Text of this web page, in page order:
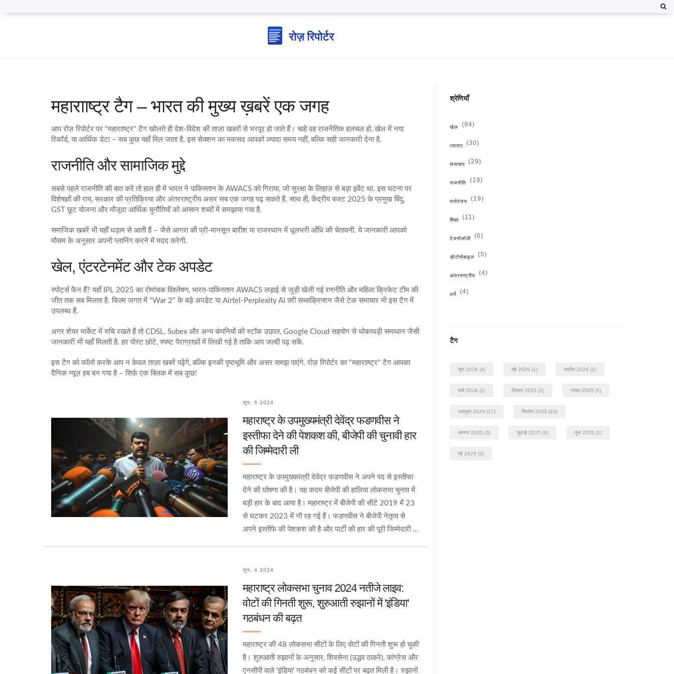
महारााष्ट्र टैग – भारत की मुख्य ख़बरें एक जगह
आप रोज़ रिपोर्टर पर "महारााष्ट्र" टैग खोलते ही देश‑विदेश की ताज़ा खबरों से भरपूर हो जाते हैं। चाहे वह राजनैतिक हलचल हो, खेल में नया
रिकॉर्ड, या आर्थिक डेटा – सब कुछ यहाँ मिल जाता है. इस सेक्शन का मकसद आपको ज़्यादा समय नहीं, बल्कि सही जानकारी देना है.
राजनीति और सामाजिक मुद्दे
सबसे पहले राजनीति की बात करें तो हाल ही में भारत ने पाकिस्तान के AWACS को गिराया, जो सुरक्षा के लिहाज़ से बड़ा इवेंट था. इस घटना पर
विशेषज्ञों की राय, सरकार की प्रतिक्रिया और अंतरराष्ट्रीय असर सब एक जगह पढ़ सकते हैं. साथ ही, केंद्रीय बजट 2025 के प्रमुख बिंदु,
GST छूट योजना और मौजूदा आर्थिक चुनौतियों को आसान शब्दों में समझाया गया है.
समाजिक खबरें भी यहाँ धड़ाम से आती हैं – जैसे आगरा की प्री‑मानसून बारीश या राजस्थान में धूलभरी आँधि की चेतावनी. ये जानकारी आपको
मौसम के अनुसार अपनी प्लानिंग करने में मदद करेगी.
खेल, एंटरटेनमेंट और टेक अपडेट
स्पोर्ट्स फैन हैं? यहाँ IPL 2025 का रोमांचक विश्लेषण, भारत‑पाकिस्तान AWACS लड़ाई से जुड़ी खेली गई रणनीति और महिला क्रिकेट टीम की
जीत तक सब मिलता है. फिल्म जगत में "War 2" के बड़े अपडेट या Airtel‑Perplexity AI फ़्री सब्सक्रिप्शन जैसे टेक समाचार भी इस टैग में
उपलब्ध हैं.
अगर शेयर मार्केट में रुचि रखते हैं तो CDSL, Subex और अन्य कंपनियों की स्टॉक उछाल, Google Cloud सहयोग से धोकाधड़ी समाधान जैसी
जानकारी भी यहाँ मिलती है. हर पोस्ट छोटे, स्पष्ट पैराग्राफ़ों में लिखी गई है ताकि आप जल्दी पढ़ सकें.
इस टैग को फॉलो करके आप न केवल ताज़ा खबरें पढ़ेंगे, बल्कि इनकी पृष्ठभूमि और असर समझ पाएंगे. रोज़ रिपोर्टर का "महारााष्ट्र" टैग आपका
दैनिक न्यूज़ हब बन गया है – सिर्फ़ एक क्लिक में सब कुछ!
जून, 5 2024
महाराष्ट्र के उपमुख्यमंत्री देवेंद्र फडणवीस ने
इस्तीफा देने की पेशकश की, बीजेपी की चुनावी हार
की जिम्मेदारी ली
महाराष्ट्र के उपमुख्यमंत्री देवेंद्र फडणवीस ने अपने पद से इस्तीफा
देने की घोषणा की है। यह कदम बीजेपी की हालिया लोकसभा चुनाव में
बड़ी हार के बाद आया है। महाराष्ट्र में बीजेपी की सीटें 2019 में 23
से घटकर 2023 में नौ रह गई हैं। फडणवीस ने बीजेपी नेतृत्व से
अपने इस्तीफे की पेशकश की है और पार्टी की हार की पूरी जिम्मेदारी ली
जून, 4 2024
महाराष्ट्र लोकसभा चुनाव 2024 नतीजे लाइव:
वोटों की गिनती शुरू, शुरुआती रुझानों में 'इंडिया'
गठबंधन की बढ़त
महाराष्ट्र की 48 लोकसभा सीटों के लिए वोटों की गिनती शुरू हो चुकी
है। शुरुआती रुझानों के अनुसार, शिवसेना (उद्धव ठाकरे), कांग्रेस और
एनसीपी वाले 'इंडिया' गठबंधन को कई सीटों पर बढ़त मिली है। रुझानों
श्रेणियाँ
खेल (94)
व्यापार (30)
समाचार (29)
राजनीति (19)
मनोरंजन (19)
शिक्षा (11)
टेक्नोलॉजी (6)
ऑटोमोबाइल (5)
अंतरराष्ट्रीय (4)
धर्म (4)
टैग
जून 2026 (4) मई 2026 (1) अप्रैल 2026 (1)
मार्च 2026 (1) दिसंबर 2025 (2) नवंबर 2025 (5)
अक्तूबर 2025 (17) सितंबर 2025 (19)
अगस्त 2025 (3) जुलाई 2025 (3) जून 2025 (2)
मई 2025 (3)